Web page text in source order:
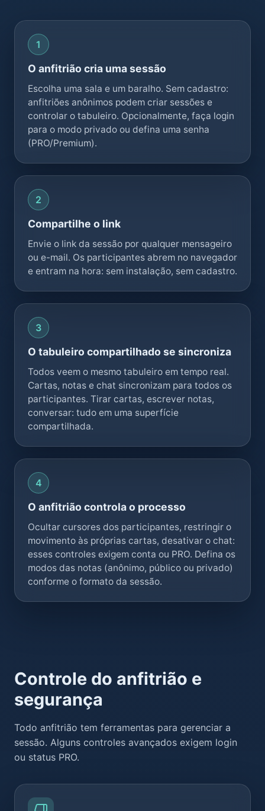
O anfitrião cria uma sessão
Escolha uma sala e um baralho. Sem cadastro:
anfitriões anônimos podem criar sessões e
controlar o tabuleiro. Opcionalmente, faça login
para o modo privado ou defina uma senha
(PRO/Premium).
Compartilhe o link
Envie o link da sessão por qualquer mensageiro
ou e-mail. Os participantes abrem no navegador
e entram na hora: sem instalação, sem cadastro.
O tabuleiro compartilhado se sincroniza
Todos veem o mesmo tabuleiro em tempo real.
Cartas, notas e chat sincronizam para todos os
participantes. Tirar cartas, escrever notas,
conversar: tudo em uma superfície
compartilhada.
O anfitrião controla o processo
Ocultar cursores dos participantes, restringir o
movimento às próprias cartas, desativar o chat:
esses controles exigem conta ou PRO. Defina os
modos das notas (anônimo, público ou privado)
conforme o formato da sessão.
Controle do anfitrião e
segurança
Todo anfitrião tem ferramentas para gerenciar a
sessão. Alguns controles avançados exigem login
ou status PRO.